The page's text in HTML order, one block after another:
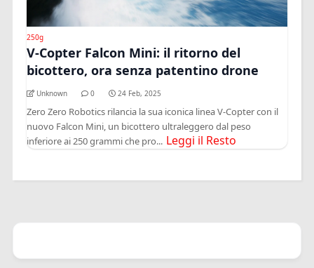
250g
V-Copter Falcon Mini: il ritorno del
bicottero, ora senza patentino drone
Unknown 0 24 Feb, 2025
Zero Zero Robotics rilancia la sua iconica linea V-Copter con il
nuovo Falcon Mini, un bicottero ultraleggero dal peso
inferiore ai 250 grammi che pro... Leggi il Resto